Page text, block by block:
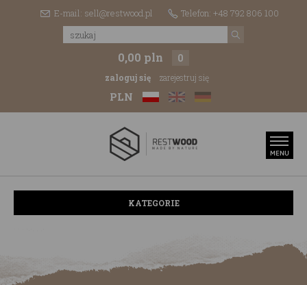
E-mail: sell@restwood.pl Telefon: +48 792 806 100
0,00 pln 0
zaloguj się zarejestruj się
PLN
KATEGORIE